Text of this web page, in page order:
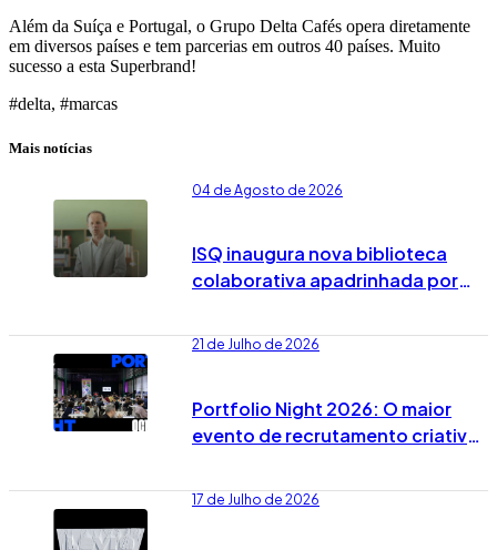
Além da Suíça e Portugal, o Grupo Delta Cafés opera diretamente
em diversos países e tem parcerias em outros 40 países. Muito
sucesso a esta Superbrand!
#delta, #marcas
Mais notícias
04 de Agosto de 2026
ISQ inaugura nova biblioteca
colaborativa apadrinhada por
21 de Julho de 2026
Portfolio Night 2026: O maior
evento de recrutamento criativo
17 de Julho de 2026